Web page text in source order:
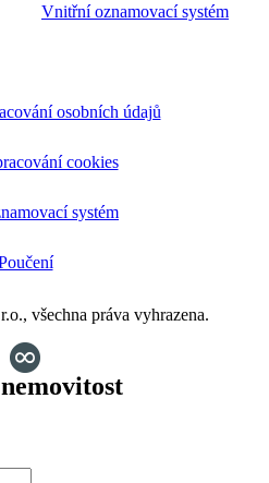
Vnitřní oznamovací systém
osobních údajů
cookies
systém
všechna práva vyhrazena.